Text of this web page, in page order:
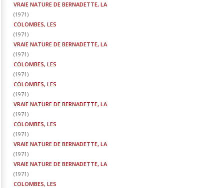
VRAIE NATURE DE BERNADETTE, LA
(1971)
COLOMBES, LES
(1971)
VRAIE NATURE DE BERNADETTE, LA
(1971)
COLOMBES, LES
(1971)
COLOMBES, LES
(1971)
VRAIE NATURE DE BERNADETTE, LA
(1971)
COLOMBES, LES
(1971)
VRAIE NATURE DE BERNADETTE, LA
(1971)
VRAIE NATURE DE BERNADETTE, LA
(1971)
COLOMBES, LES